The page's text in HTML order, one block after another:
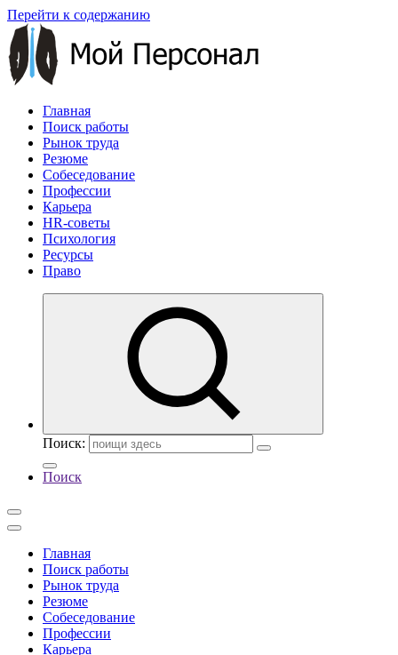
Перейти к содержанию
Главная
Поиск работы
Рынок труда
Резюме
Собеседование
Профессии
Карьера
HR-советы
Психология
Ресурсы
Право
Поиск:
Поиск
Главная
Поиск работы
Рынок труда
Резюме
Собеседование
Профессии
Карьера